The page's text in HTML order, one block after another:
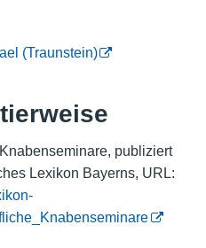
(Traunstein)
publiziert
Lexikon Bayerns, URL: